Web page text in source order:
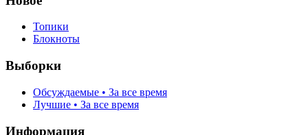
Топики
Блокноты
Выборки
Обсуждаемые • За все время
Лучшие • За все время
Информация